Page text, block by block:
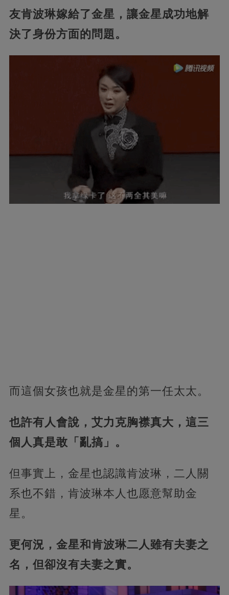
友肯波琳嫁給了金星，讓金星成功地解
決了身份方面的問題。
而這個女孩也就是金星的第一任太太。
也許有人會說，艾力克胸襟真大，這三
個人真是敢「亂搞」。
但事實上，金星也認識肯波琳，二人關
系也不錯，肯波琳本人也愿意幫助金
星。
更何況，金星和肯波琳二人雖有夫妻之
名，但卻沒有夫妻之實。